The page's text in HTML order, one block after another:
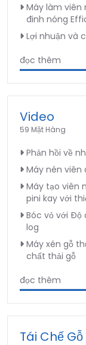
Máy làm viên
đinh nóng
Lợi nhuận và
đọc thêm
Video
59 Mặt Hàng
Phản hồi về
Máy nén viên
Máy tạo viên
pini kay với
Bóc vỏ với Độ
log
Máy xén gỗ
chất thải gỗ
đọc thêm
Tái Chế Gỗ